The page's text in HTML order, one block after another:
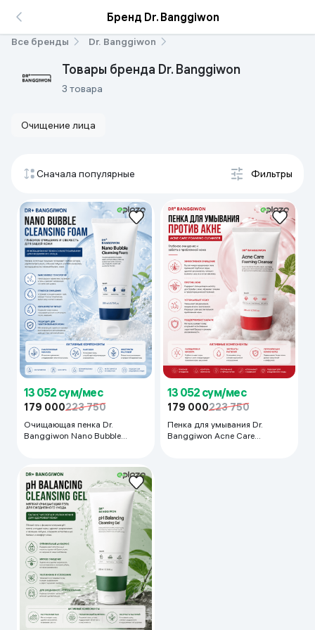
Бренд Dr. Banggiwon
Все бренды Dr. Banggiwon
Товары бренда Dr. Banggiwon
3 товара
Очищение лица
Сначала популярные Фильтры
13 052 сум/мес
179 000223 750
Очищающая пенка Dr.
Banggiwon Nano Bubble
13 052 сум/мес
179 000223 750
Пенка для умывания Dr.
Banggiwon Acne Care